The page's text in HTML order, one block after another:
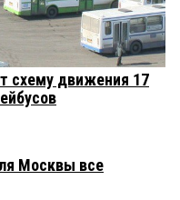
схему движения 17
Москвы все